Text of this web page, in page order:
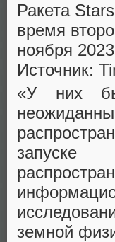
Ракета
время
ноября
Источник:
«У них
запуске
земной